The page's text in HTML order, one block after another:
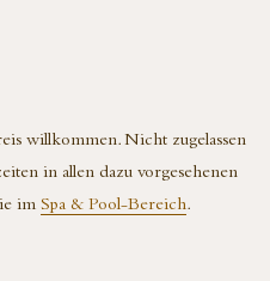
willkommen. Nicht zugelassen
in allen dazu vorgesehenen
im Spa & Pool-Bereich.